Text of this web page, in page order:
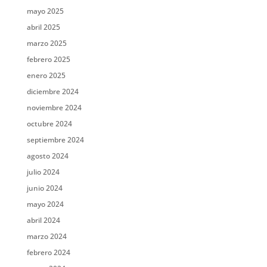
mayo 2025
abril 2025
marzo 2025
febrero 2025
enero 2025
diciembre 2024
noviembre 2024
octubre 2024
septiembre 2024
agosto 2024
julio 2024
junio 2024
mayo 2024
abril 2024
marzo 2024
febrero 2024